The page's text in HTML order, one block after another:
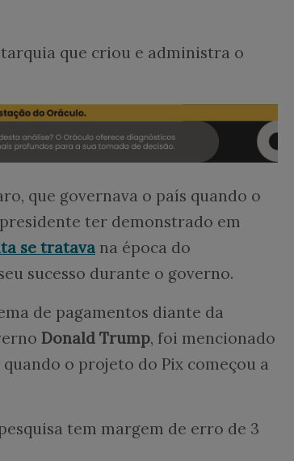
que criou e administra o
que governava o país quando o
ter demonstrado em
se tratava na época do
sucesso durante o governo.
de pagamentos diante da
Donald Trump, foi mencionado
o projeto do Pix começou a
tem margem de erro de 3